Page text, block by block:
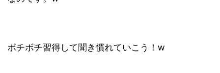
ボチボチ習得して聞き慣れていこう！w